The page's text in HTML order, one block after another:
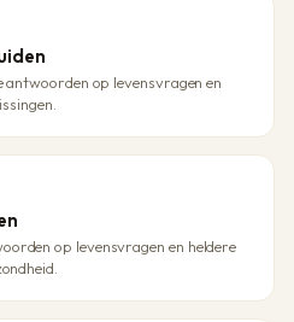
op levensvragen en
op levensvragen en heldere